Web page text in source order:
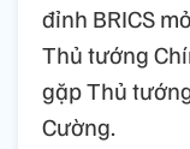
đỉnh BRICS
Thủ tướng
gặp Thủ
Cường.